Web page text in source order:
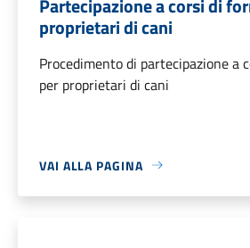
proprietari di cani
Procedimento di partecipazione a
per proprietari di cani
VAI ALLA PAGINA